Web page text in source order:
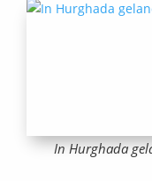
In Hurghada